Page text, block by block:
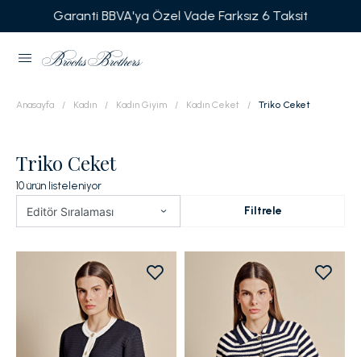
Garanti BBVA'ya Özel Vade Farksız 6 Taksit
Anasayfa Kadın Kadın Giyim Kadın Ceket Triko Ceket
Triko Ceket
10 ürün listeleniyor
Editör Sıralaması Filtrele